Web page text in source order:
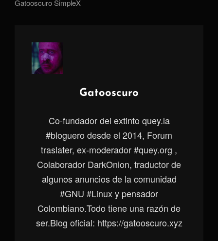
GatooscuroSimpleX
Autor:
Gatooscuro
Co-fundador del extinto quey.la
#bloguero desde el 2014, Forum
traslater, ex-moderador #quey.org ,
Colaborador DarkOnion, traductor de
algunos anuncios de la comunidad
#GNU #Linux y pensador
Colombiano.Todo tiene una razón de
ser.Blog oficial: https://gatooscuro.xyz